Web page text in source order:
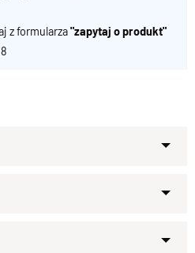
z formularza"zapytaj o produkt"
Drewniane
i ponadczasowe